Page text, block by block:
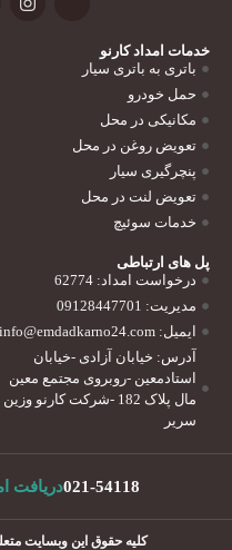
خدمات امداد کارنو
باتری به باتری سیار
حمل خودرو
مکانیکی در محل
تعویض روغن در محل
پنچرگیری سیار
تعویض لنت در محل
خدمات سوئیچ
پل های ارتباطی
درخواست امداد: 62774
مدیریت: 09128447701
ایمیل: info@emdadkarno24.com
آدرس: خیابان آزادی -خیابان
استادمعین -روبروی مجتمع معین
مال پلاک 182 -شرکت کارنو وزین
سریر
021-54118دریافت امداد
کلیه حقوق این وبسایت